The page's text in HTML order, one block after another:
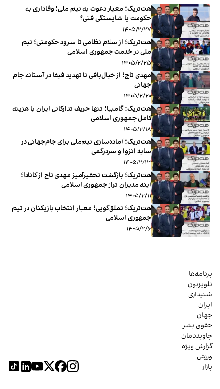
هت‌تریک؛ معیار دعوت به تیم ملی؛ وفاداری به
حکومت یا شایستگی فنی؟
۱۴۰۵/۲/۲۷
هت‌تریک؛ از سلام نظامی تا سرود حکومتی؛ تیم
‌ملی در خدمت جمهوری ‌اسلامی
۱۴۰۵/۲/۲۵
مهدی تاج؛ از خیال‌بافی تا تهدید فیفا در آستانه جام
جهانی
۱۴۰۵/۲/۲۰
هت‌تریک: گامبیا؛ تنها حریف تدارکاتی ایران با هزینه
کامل جمهوری اسلامی
۱۴۰۵/۲/۱۸
هت‌تریک؛ آماده‌سازی تیم‌ملی برای جام‌جهانی در
سایه انزوا و سردرگمی
۱۴۰۵/۲/۱۳
هت‌تریک؛ بازگشت تحقیرآمیز مهدی تاج از کانادا؛
آینه مدیران تراز جمهوری اسلامی
۱۴۰۵/۲/۱۱
هت‌تریک؛ تملق‌گویی؛ معیار انتخاب بازیکنان در تیم
جمهوری اسلامی
۱۴۰۵/۲/۶
برنامه‌ها
تلویزیون
شنیداری
ایران
جهان
حقوق بشر
جاویدنامان
گزارش ویژه
ورزش
بازار